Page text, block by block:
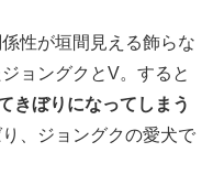
性が垣間見える飾らな
ョングクとV。すると
きぼりになってしまう
、ジョングクの愛犬で